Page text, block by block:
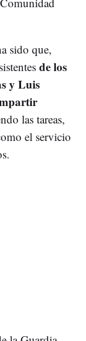
sido que,
de los
y Luis
las tareas,
el servicio